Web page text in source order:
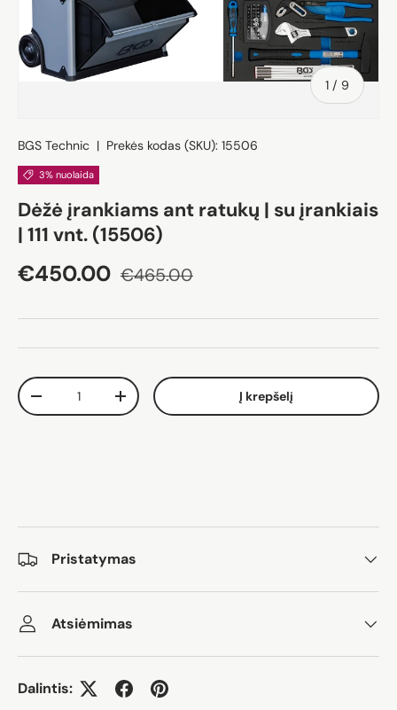
1 / iš
9
BGS Technic | Prekės kodas (SKU): 15506
3% nuolaida
Dėžė įrankiams ant ratukų | su įrankiais
| 111 vnt. (15506)
Akcijos kaina
€450.00 Įprasta kaina
€465.00
Kiekis
Sumažinti kiekįPadidinti kiekį Į krepšelį
Pristatymas
Atsiėmimas
Dalintis: